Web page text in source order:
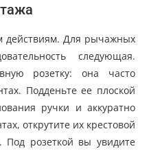
действиям. Для рычажных
следующая.
розетку: она часто
Подденьте ее плоской
ручки и аккуратно
открутите их крестовой
Под розеткой вы увидите